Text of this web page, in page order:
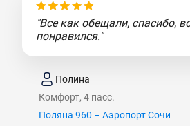
"Все как обещали, спасибо,
понравился."
Полина
Комфорт, 4 пасс.
Поляна 960 – Аэропорт Сочи